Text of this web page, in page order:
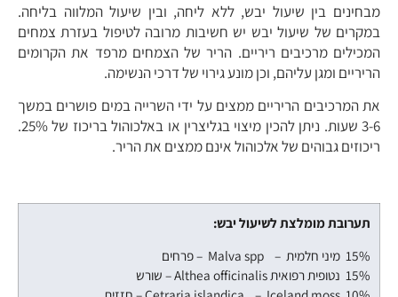
מבחינים בין שיעול יבש, ללא ליחה, ובין שיעול המלווה בליחה.
במקרים של שיעול יבש יש חשיבות מרובה לטיפול בעזרת צמחים
המכילים מרכיבים ריריים. הריר של הצמחים מרפד את הקרומים
הריריים ומגן עליהם, וכן מונע גירוי של דרכי הנשימה.
את המרכיבים הריריים ממצים על ידי השרייה במים פושרים במשך
3-6 שעות. ניתן להכין מיצוי בגליצרין או באלכוהול בריכוז של 25%.
ריכוזים גבוהים של אלכוהול אינם ממצים את הריר.
תערובת מומלצת לשיעול יבש:
15% מיני חלמית – Malva spp – פרחים
15% נטופית רפואית Althea officinalis – שורש